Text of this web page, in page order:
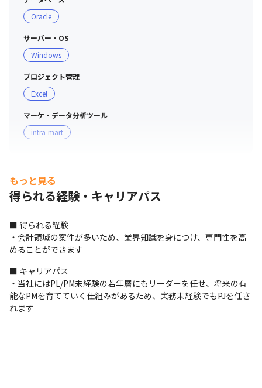
Oracle
サーバー・OS
Windows
プロジェクト管理
Excel
マーケ・データ分析ツール
intra-mart
もっと見る
得られる経験・キャリアパス
■ 得られる経験
・会計領域の案件が多いため、業界知識を身につけ、専門性を高
めることができます
■ キャリアパス
・当社にはPL/PM未経験の若年層にもリーダーを任せ、将来の有
能なPMを育てていく仕組みがあるため、実務未経験でもPJを任さ
れます